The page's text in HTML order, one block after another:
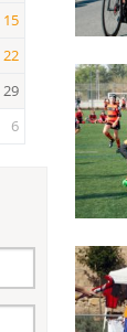
815
15
22
22
29
6